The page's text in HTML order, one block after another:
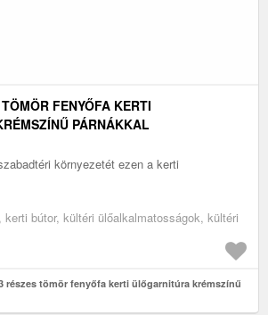
FENYŐFA KERTI
PÁRNÁKKAL
környezetét ezen a kerti
bútor, kültéri ülőalkalmatosságok, kültéri
részes tömör fenyőfa kerti ülőgarnitúra krémszínű